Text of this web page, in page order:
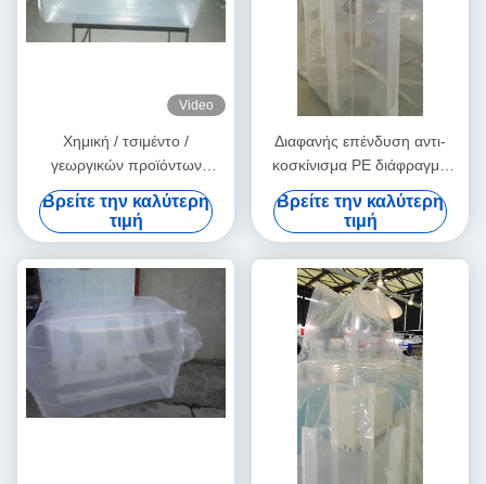
Video
Χημική / τσιμέντο /
γεωργικών προϊόντων
μεγάλη τσάντα χιτώνια
διάφραγμα με παρθένο PE
Βρείτε την καλύτερη
τιμή
Διαφανής επένδυση αντι-
κοσκίνισμα ΡΕ διάφραγμα
συνδέεται με Jumbo FIBC
τσάντα
Βρείτε την καλύτερη
τιμή